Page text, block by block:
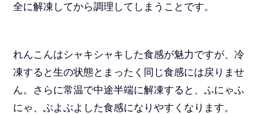
全に解凍してから調理してしまうことです。
れんこんはシャキシャキした食感が魅力ですが、冷
凍すると生の状態とまったく同じ食感には戻りませ
ん。さらに常温で中途半端に解凍すると、ふにゃふ
にゃ、ぶよぶよした食感になりやすくなります。